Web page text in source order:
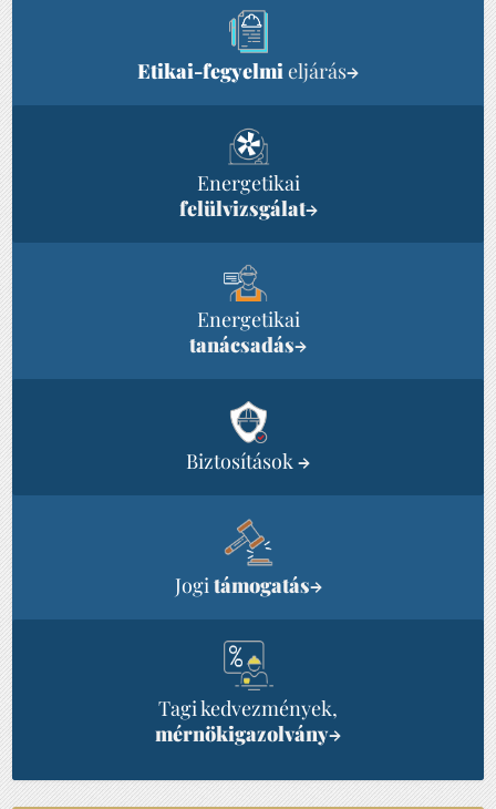
Etikai-fegyelmi eljárás→
Energetikai
felülvizsgálat→
Energetikai
tanácsadás→
Biztosítások→
Jogi támogatás→
Tagi kedvezmények,
mérnökigazolvány→